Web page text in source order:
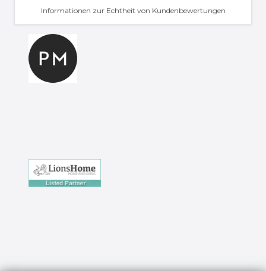
Informationen zur Echtheit von Kundenbewertungen